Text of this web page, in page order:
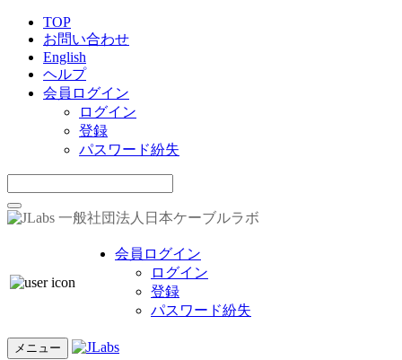
TOP
お問い合わせ
English
ヘルプ
会員ログイン
ログイン
登録
パスワード紛失
一般社団法人日本ケーブルラボ
会員ログイン
ログイン
登録
パスワード紛失
メニュー